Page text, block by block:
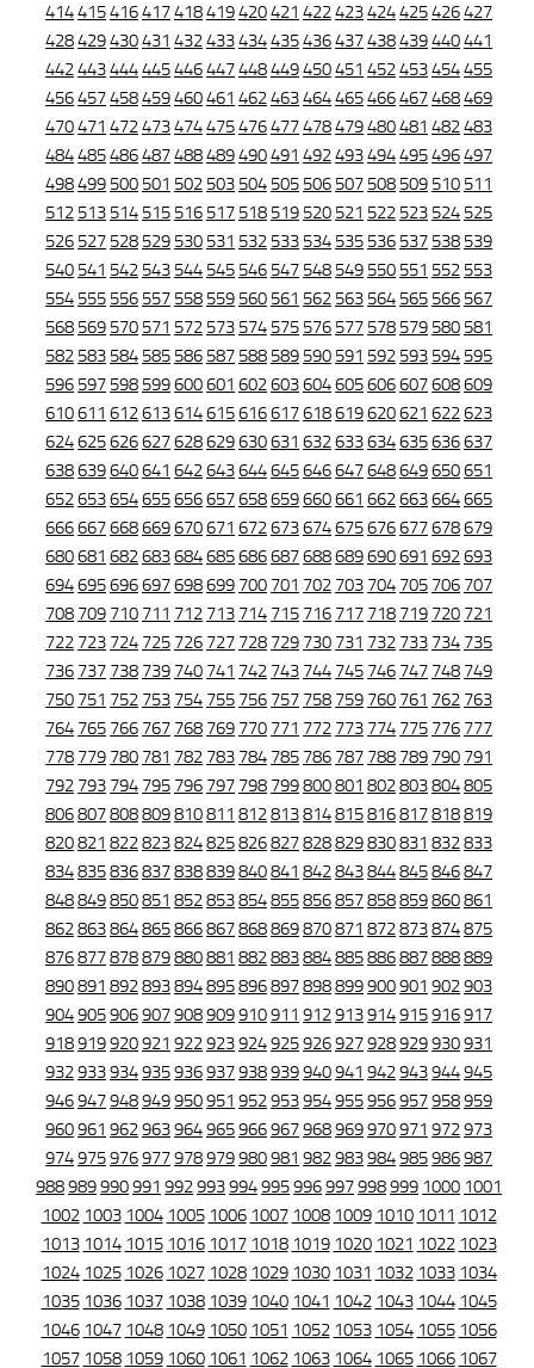
414415416417418419420421 422423424425426427
428429430431 432433434435436437438439440441
442443444445446447448449450451 452453454455
456457458459460461 462463464465466467468469
470471 472473474475476477478479480481 482483
484485486487488489490491 492493494495496497
498499 500 501 502 503 504 505 506 507 508 509 510 511
512 513 514 515 516 517 518 519 520 521 522 523 524 525
526 527 528 529 530 531 532 533 534 535 536 537 538 539
540 541 542 543 544 545 546 547 548 549 550 551 552 553
554 555 556 557 558 559 560 561 562 563 564 565 566 567
568 569 570 571 572 573 574 575 576 577 578 579 580 581
582 583 584 585 586 587 588 589 590 591 592 593 594 595
596 597 598 599600601 602603604605606607608609
610611 612613614615616617618619620621 622623
624625626627628629630631 632633634635636637
638639640641 642643644645646647648649650651
652653654655656657658659660661 662663664665
666667668669670671 672673674675676677678679
680681 682683684685686687688689690691 692693
694695696697698699 700 701 702 703 704 705 706 707
708 709 710 711 712 713 714 715 716 717 718 719 720 721
722 723 724 725 726 727 728 729 730 731 732 733 734 735
736 737 738 739 740 741 742 743 744 745 746 747 748 749
750 751 752 753 754 755 756 757 758 759 760 761 762 763
764 765 766 767 768 769 770 771 772 773 774 775 776 777
778 779 780 781 782 783 784 785 786 787 788 789 790 791
792 793 794 795 796 797 798 799800801 802803804805
806807808809810811 812813814815816817818819
820821 822823824825826827828829830831 832833
834835836837838839840841 842843844845846847
848849850851 852853854855856857858859860861
862863864865866867868869870871 872873874875
876877878879880881 882883884885886887888889
890891 892893894895896897898899900901 902903
904905906907908909910911 912913914915916917
918919920921 922923924925926927928929930931
932933934935936937938939940941 942943944945
946947948949950951 952953954955956957958959
960961 962963964965966967968969970971 972973
974975976977978979980981 982983984985986987
988989990991 992993994995996997998999 1000 1001
1002 1003 1004 1005 1006 1007 1008 1009 1010 1011 1012
1013 1014 1015 1016 1017 1018 1019 1020 1021 1022 1023
1024 1025 1026 1027 1028 1029 1030 1031 1032 1033 1034
1035 1036 1037 1038 1039 1040 1041 1042 1043 1044 1045
1046 1047 1048 1049 1050 1051 1052 1053 1054 1055 1056
1057 1058 1059 1060 1061 1062 1063 1064 1065 1066 1067